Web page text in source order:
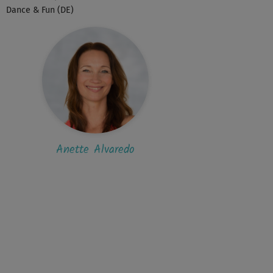
nett, aber die Computerstimme nervt und
nicht mehr zeitgemäß.
Kurz und knackig, hat Spaß gemacht.
Dance & Fun (DE)
Anette Alvaredo